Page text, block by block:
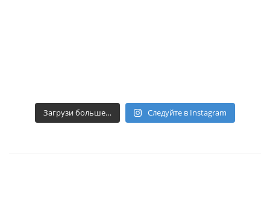
Загрузи больше… Следуйте в Instagram